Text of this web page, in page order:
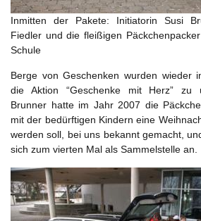
Inmitten der Pakete: Initiatorin Susi
Fiedler und die fleißigen
Schule
Berge von Geschenken wurden wieder
die Aktion “Geschenke mit Herz” zu
Brunner hatte im Jahr 2007 die
mit der bedürftigen Kindern eine
werden soll, bei uns bekannt gemacht,
sich zum vierten Mal als Sammelstelle an.